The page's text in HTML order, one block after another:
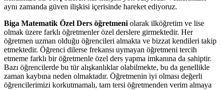
aynı zamanda güven ilişkisi içerisinde hareket ediyoruz.
Biga Matematik Özel Ders öğretmeni olarak ilköğretim ve lise
olmak üzere farklı öğretmenler özel derslere girmektedir. Her
öğretmen uzman olduğu öğrencileri almakta ve bizzat kendileri takip
etmektedir. Öğrenci dilerse frekansı uymayan öğretmeni tercih
etmeme farklı bir öğretmenle özel ders yapma imkanına da sahiptir.
Bazı öğrencilerde bu tür alışkanlıklar olabilmekte, bu da genellikle
zaman kaybına neden olmaktadır. Öğretmenin iyi olması değerli
öğrencilerimizi korkutmamalı, tam tersi öğretmenden verim almaya